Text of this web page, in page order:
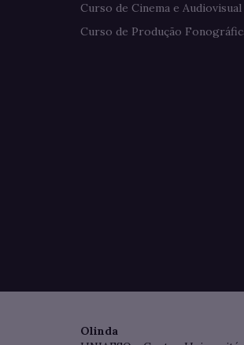
Curso de Cinema e
Curso de Produção
Olinda